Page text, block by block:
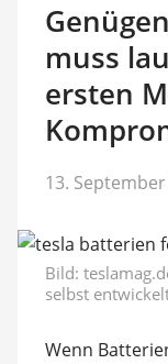
muss
ersten
13.
Bild:
selbst
Wenn